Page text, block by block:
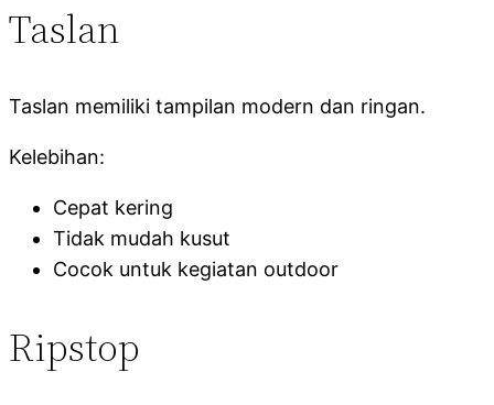
Taslan
Taslan memiliki tampilan modern dan ringan.
Kelebihan:
Cepat kering
Tidak mudah kusut
Cocok untuk kegiatan outdoor
Ripstop